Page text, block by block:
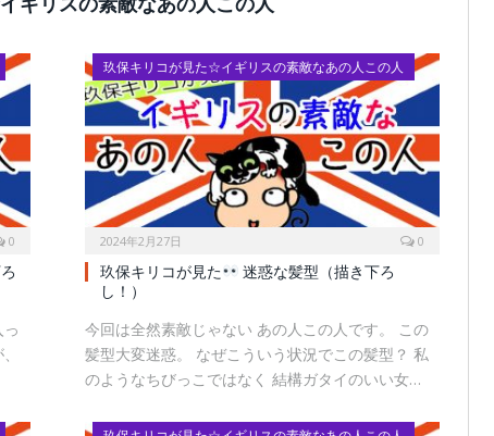
0
玖保キリコが見た☆イギリスの素敵なあの人この人
2024年2月27日 0
玖保キリコが見た
迷惑な髪型（描き下ろ
し！）
今回は全然素敵じゃない あの人この人です。 この
髪型大変迷惑。 なぜこういう状況でこの髪型？ 私
のようなちびっこではなく 結構ガタイのいい女…